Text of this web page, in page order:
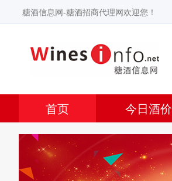
糖酒信息网-糖酒招商代理网欢迎您！
首页 今日酒价